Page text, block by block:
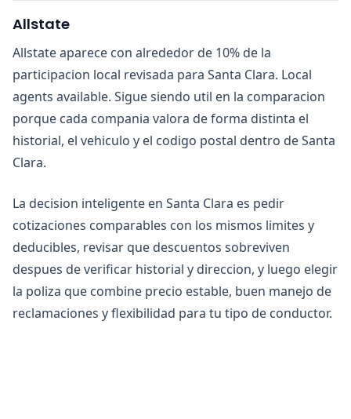
Allstate
Allstate aparece con alrededor de 10% de la
participacion local revisada para Santa Clara. Local
agents available. Sigue siendo util en la comparacion
porque cada compania valora de forma distinta el
historial, el vehiculo y el codigo postal dentro de Santa
Clara.
La decision inteligente en Santa Clara es pedir
cotizaciones comparables con los mismos limites y
deducibles, revisar que descuentos sobreviven
despues de verificar historial y direccion, y luego elegir
la poliza que combine precio estable, buen manejo de
reclamaciones y flexibilidad para tu tipo de conductor.